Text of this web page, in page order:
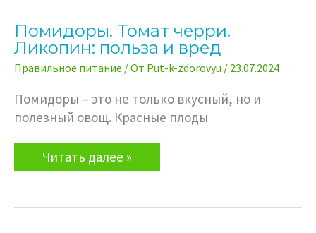
Помидоры. Томат черри.
Ликопин: польза и вред
Правильное питание / От Put-k-zdorovyu / 23.07.2024
Помидоры – это не только вкусный, но и
полезный овощ. Красные плоды
Помидоры.
Томат
польза
Читать далее »